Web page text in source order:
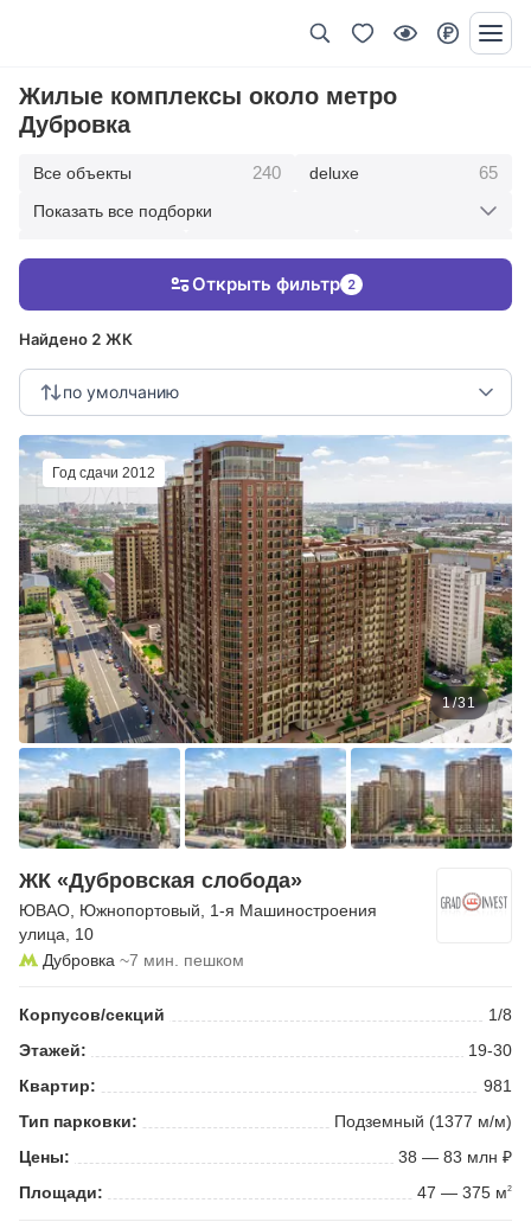
Жилые комплексы около метро
Дубровка
Все объекты 240 deluxe 65
123 клубные дома
Показать все подборки
Найдено 2 ЖК
по умолчанию
Открыть фильтр 2
Год сдачи 2012
1/31
ЖК «Дубровская слобода»
ЮВАО Южнопортовый
1-я Машиностроения
улица , 10
Дубровка ~7 мин. пешком
Корпусов/секций
1/8
Этажей:
19-30
Квартир:
981
Тип парковки:
Подземный (1377 м/м)
Цены:
38 — 83 млн ₽
Площади:
47 — 375 м2